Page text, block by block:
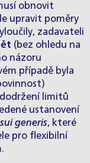
obnovit
upravit poměry
zadavateli
(bez ohledu na
názoru
případě byla
limitů
ustanovení
sui generis, které
pro flexibilní